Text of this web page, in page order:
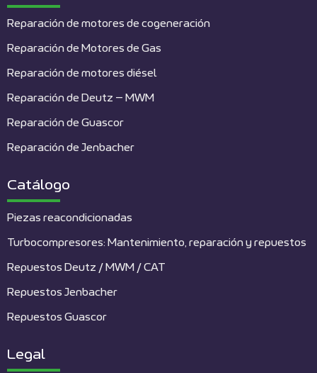
Reparación de motores de cogeneración
Reparación de Motores de Gas
Reparación de motores diésel
Reparación de Deutz – MWM
Reparación de Guascor
Reparación de Jenbacher
Catálogo
Piezas reacondicionadas
Turbocompresores: Mantenimiento, reparación y repuestos
Repuestos Deutz / MWM / CAT
Repuestos Jenbacher
Repuestos Guascor
Legal